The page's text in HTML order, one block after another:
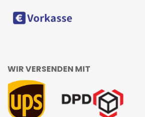
WIR VERSENDEN MIT